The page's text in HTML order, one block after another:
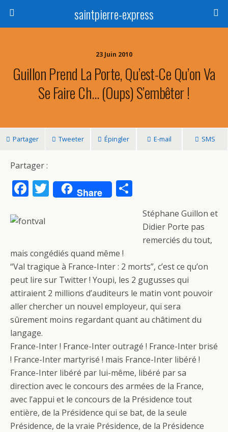
saintpierre-express
23 Juin 2010
Guillon Prend La Porte, Qu’est-Ce Qu’on Va
Se Faire Ch… (oups) S’embêter !
Partager Tweeter Épingler E-mail SMS
Partager :
F
e
o
o
k
T
w
Share
ar
ta
Stéphane Guillon et
Didier Porte pas
remerciés du tout,
mais congédiés quand même !
“Val tragique à France-Inter : 2 morts”, c’est ce qu’on
peut lire sur Twitter ! Youpi, les 2 gugusses qui
attiraient 2 millions d’auditeurs le matin vont pouvoir
aller chercher un nouvel employeur, qui sera
sûrement moins regardant quant au châtiment du
langage.
France-Inter ! France-Inter outragé ! France-Inter brisé
! France-Inter martyrisé ! mais France-Inter libéré !
France-Inter libéré par lui-même, libéré par sa
direction avec le concours des armées de la France,
avec l’appui et le concours de la Présidence tout
entière, de la Présidence qui se bat, de la seule
Présidence, de la vraie Présidence, de la Présidence